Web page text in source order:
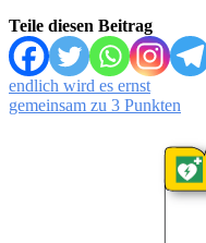
Teile diesen Beitrag
Beitragsnavigation
endlich wird es ernst
gemeinsam zu 3 Punkten